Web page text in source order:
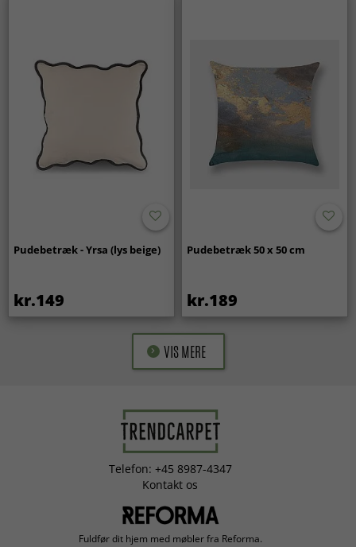
Pudebetræk - Yrsa (lys beige)
kr.149
Pudebetræk 50 x 50 cm
kr.189
VIS MERE
Telefon: +45 8987-4347
Kontakt os
Fuldfør dit hjem med møbler fra Reforma.